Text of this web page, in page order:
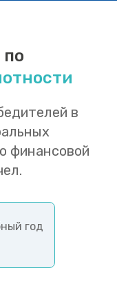
в
финансовой
год